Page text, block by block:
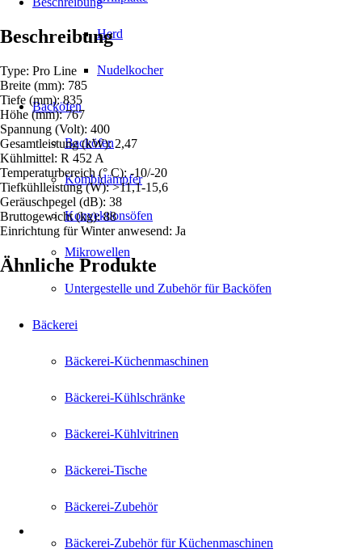
Herd
Nudelkocher
Backöfen
Backöfen
Kombidämpfer
Konvektionsöfen
Mikrowellen
Untergestelle und Zubehör für Backöfen
Bäckerei
Bäckerei-Küchenmaschinen
Bäckerei-Kühlschränke
Bäckerei-Kühlvitrinen
Bäckerei-Tische
Bäckerei-Zubehör
Bäckerei-Zubehör für Küchenmaschinen
Beschreibung
Type: Pro Line
Breite (mm): 785
Tiefe (mm): 835
Höhe (mm): 767
Spannung (Volt): 400
Gesamtleistung (kW): 2,47
Kühlmittel: R 452 A
Temperaturbereich (° C): -10/-20
Tiefkühlleistung (W): >11,1-15,6
Geräuschpegel (dB): 38
Bruttogewicht (kg): 88
Einrichtung für Winter anwesend: Ja
Ähnliche Produkte